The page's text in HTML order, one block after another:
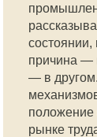
причина —
— в другом.
положение
рынке